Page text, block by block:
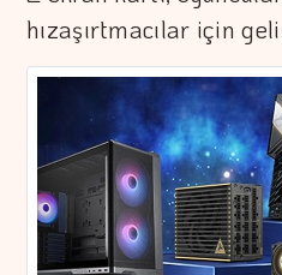
hızaşırtmacılar için